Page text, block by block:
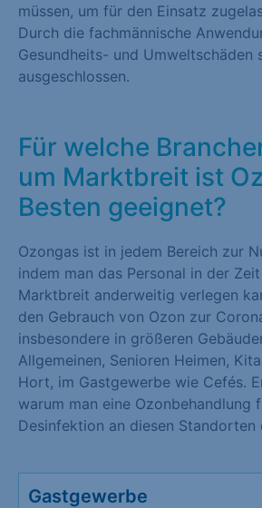
müssen, um für den Einsatz
Durch die fachmännische
Gesundheits- und Umweltschäden
ausgeschlossen.
Für welche
um Marktbreit ist
Besten geeignet?
Ozongas ist in jedem Bereich zur
indem man das Personal in der
Marktbreit anderweitig verlegen
den Gebrauch von Ozon zur
insbesondere in größeren
Allgemeinen, Senioren Heimen,
Hort, im Gastgewerbe wie Cefés.
warum man eine Ozonbehandlung
Desinfektion an diesen Standorten
Gastgewerbe